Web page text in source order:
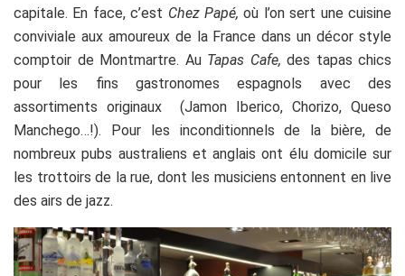
capitale. En face, c’est Chez Papé,où l’on sert une cuisine
conviviale aux amoureux de la France dans un décor style
comptoir de Montmartre. Au Tapas Cafe, des tapas chics
pour les fins gastronomes espagnols avec des
assortiments originaux (Jamon Iberico, Chorizo, Queso
Manchego…!). Pour les inconditionnels de la bière, de
nombreux pubs australiens et anglais ont élu domicile sur
les trottoirs de la rue, dont les musiciens entonnent en live
des airs de jazz.